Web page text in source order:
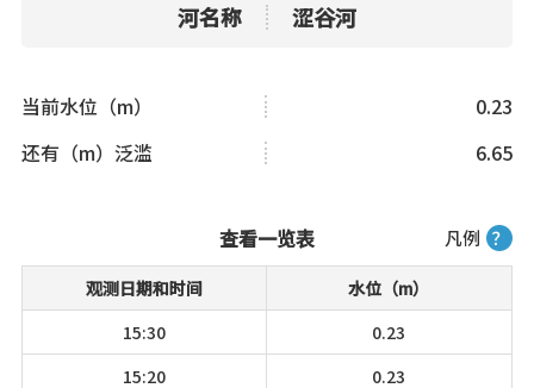
河名称 涩谷河
当前水位（m）
0.23
还有（m）泛滥
6.65
凡例 ？
查看一览表
观测日期和时间
水位（m）
15:30
0.23
15:20
0.23